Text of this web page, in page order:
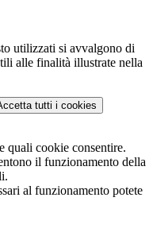
utilizzati si avvalgono di
alle finalità illustrate nella
tutti i cookies
quali cookie consentire.
il funzionamento della
al funzionamento potete